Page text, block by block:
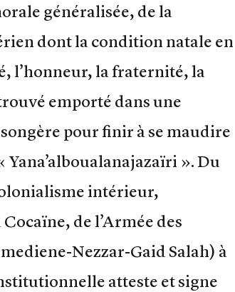
généralisée, de la
dont la condition natale en
l’honneur, la fraternité, la
emporté dans une
pour finir à se maudire
Yana’alboualanajazaïri ». Du
intérieur,
de l’Armée des
Nezzar-Gaid Salah) à
atteste et signe